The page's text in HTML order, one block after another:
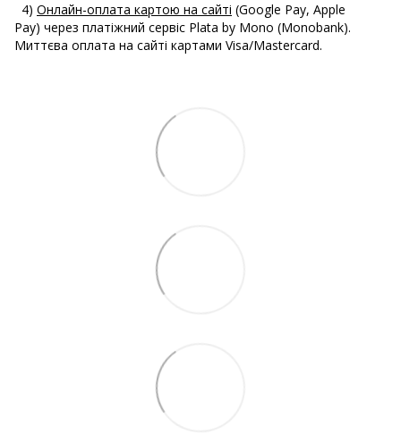
4) Онлайн-оплата картою на сайті (Google Pay, Apple
Pay) через платіжний сервіс Plata by Mono (Monobank).
Миттєва оплата на сайті картами Visa/Mastercard.